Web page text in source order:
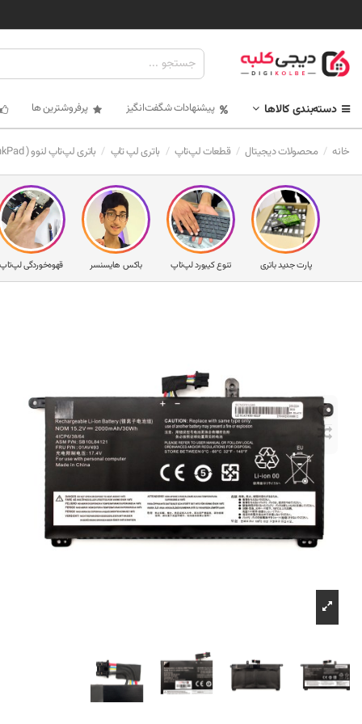
دسته‌بندی کالاها پیشنهادات شگفت‌انگیز پرفروشترین ها
خانه محصولات دیجیتال قطعات لپ‌تاپ باتری لپ تاپ باتری لپ‌تاپ لنوو T570 ( ThinkPad )
قهوه‌خوردگی لپ‌تاپ باکس هایسنسر تنوع کیبورد لپ‌تاپ پارت جدید باتری